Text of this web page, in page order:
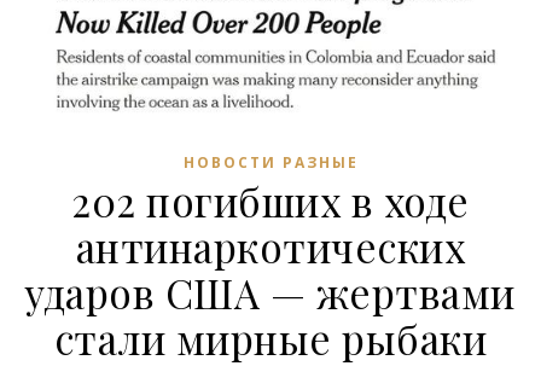
НОВОСТИ РАЗНЫЕ
202 погибших в ходе
антинаркотических
ударов США — жертвами
стали мирные рыбаки